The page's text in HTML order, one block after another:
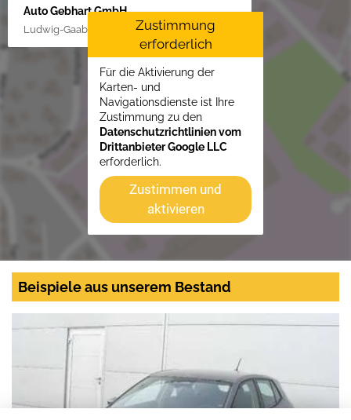
Auto Gebhart GmbH
Ludwig-Gaab-Str. 4, 88427 Bad Schussenried
Zustimmung
erforderlich
Für die Aktivierung der
Karten- und
Navigationsdienste ist Ihre
Zustimmung zu den
Datenschutzrichtlinien vom
Drittanbieter Google LLC
erforderlich.
Zustimmen und
aktivieren
Beispiele aus unserem Bestand